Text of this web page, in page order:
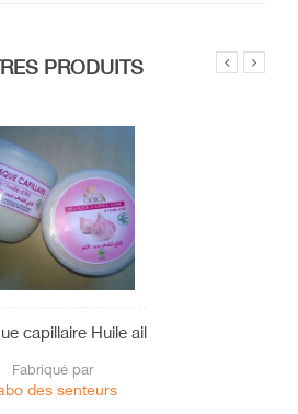
PRODUITS
capillaire Huile ail
Fabriqué par
des senteurs